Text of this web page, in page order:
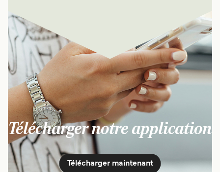
Télécharger notre application
Télécharger maintenant